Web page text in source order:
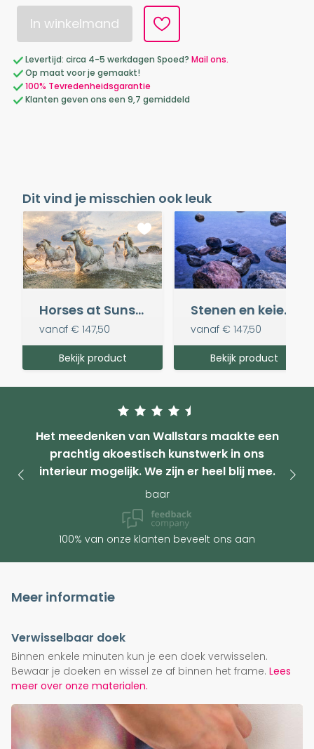
In winkelmand
Levertijd: circa 4-5 werkdagen Spoed? Mail ons.
Op maat voor je gemaakt!
100% Tevredenheidsgarantie
Klanten geven ons een 9,7 gemiddeld
Dit vind je misschien ook leuk
Horses at Sunset
vanaf € 147,50
Bekijk product
Stenen en keien Järna, Zweden
vanaf € 147,50
Bekijk product
Het meedenken van Wallstars maakte een
prachtig akoestisch kunstwerk in ons
interieur mogelijk. We zijn er heel blij mee.
baar
100% van onze klanten beveelt ons aan
Meer informatie
Verwisselbaar doek
Binnen enkele minuten kun je een doek verwisselen.
Bewaar je doeken en wissel ze af binnen het frame. Lees
meer over onze materialen.